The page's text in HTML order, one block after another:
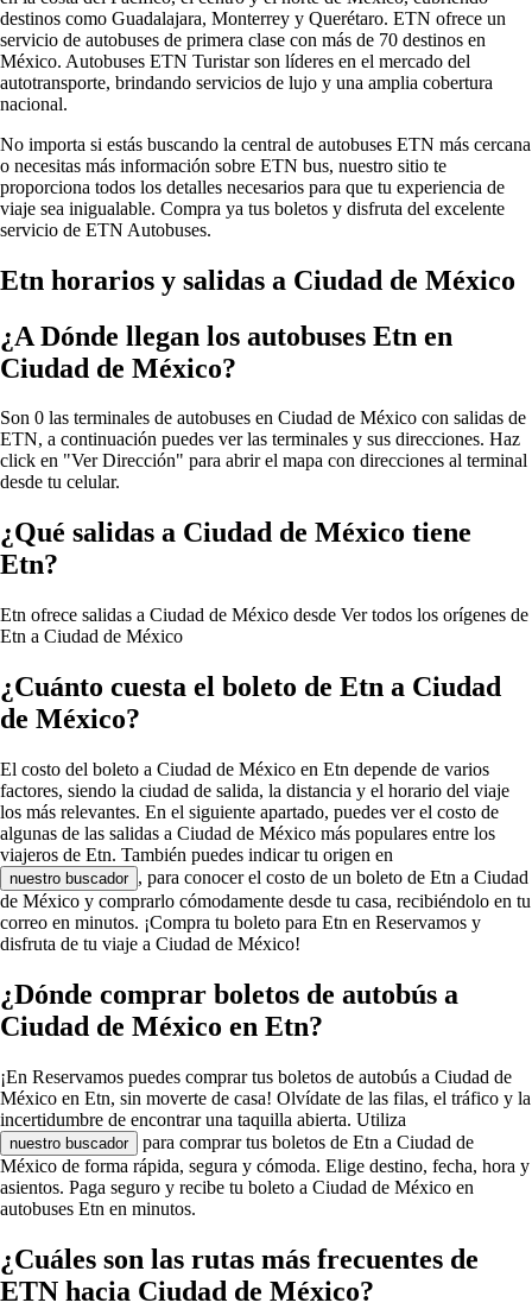
destinos como Guadalajara, Monterrey y Querétaro. ETN ofrece un
servicio de autobuses de primera clase con más de 70 destinos en
México. Autobuses ETN Turistar son líderes en el mercado del
autotransporte, brindando servicios de lujo y una amplia cobertura
nacional.
No importa si estás buscando la central de autobuses ETN más cercana
o necesitas más información sobre ETN bus, nuestro sitio te
proporciona todos los detalles necesarios para que tu experiencia de
viaje sea inigualable. Compra ya tus boletos y disfruta del excelente
servicio de ETN Autobuses.
Etn horarios y salidas a Ciudad de México
¿A Dónde llegan los autobuses Etn en
Ciudad de México?
Son 0 las terminales de autobuses en Ciudad de México con salidas de
ETN, a continuación puedes ver las terminales y sus direcciones. Haz
click en "Ver Dirección" para abrir el mapa con direcciones al terminal
desde tu celular.
¿Qué salidas a Ciudad de México tiene
Etn?
Etn ofrece salidas a Ciudad de México desde Ver todos los orígenes de
Etn a Ciudad de México
¿Cuánto cuesta el boleto de Etn a Ciudad
de México?
El costo del boleto a Ciudad de México en Etn depende de varios
factores, siendo la ciudad de salida, la distancia y el horario del viaje
los más relevantes. En el siguiente apartado, puedes ver el costo de
algunas de las salidas a Ciudad de México más populares entre los
viajeros de Etn. También puedes indicar tu origen en
nuestro buscador , para conocer el costo de un boleto de Etn a Ciudad
de México y comprarlo cómodamente desde tu casa, recibiéndolo en tu
correo en minutos. ¡Compra tu boleto para Etn en Reservamos y
disfruta de tu viaje a Ciudad de México!
¿Dónde comprar boletos de autobús a
Ciudad de México en Etn?
¡En Reservamos puedes comprar tus boletos de autobús a Ciudad de
México en Etn, sin moverte de casa! Olvídate de las filas, el tráfico y la
incertidumbre de encontrar una taquilla abierta. Utiliza
nuestro buscador
para comprar tus boletos de Etn a Ciudad de
México de forma rápida, segura y cómoda. Elige destino, fecha, hora y
asientos. Paga seguro y recibe tu boleto a Ciudad de México en
autobuses Etn en minutos.
¿Cuáles son las rutas más frecuentes de
ETN hacia Ciudad de México?